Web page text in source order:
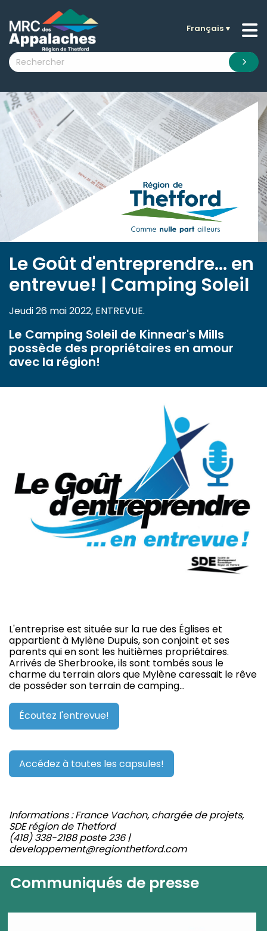
submenu (La MRC )
submenu (Citoyens )
submenu (Visiteurs )
submenu (Nouvelles )
submenu (Documentation )
Français▼
Le Goût d'entreprendre... en
entrevue! | Camping Soleil
Jeudi 26 mai 2022, ENTREVUE.
Le Camping Soleil de Kinnear's Mills
possède des propriétaires en amour
avec la région!
L'entreprise est située sur la rue des Églises et
appartient à Mylène Dupuis, son conjoint et ses
parents qui en sont les huitièmes propriétaires.
Arrivés de Sherbrooke, ils sont tombés sous le
charme du terrain alors que Mylène caressait le rêve
de posséder son terrain de camping…
Écoutez l'entrevue!
Accédez à toutes les capsules!
Informations : France Vachon, chargée de projets,
SDE région de Thetford
(418) 338-2188 poste 236 |
developpement@regionthetford.com
Communiqués de presse